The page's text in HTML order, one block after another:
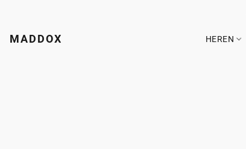
MADDOX HEREN